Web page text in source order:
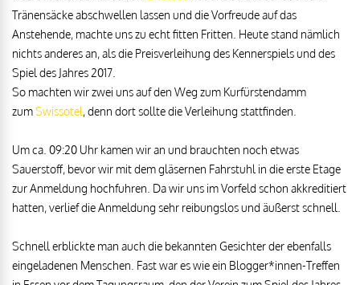
Tränensäcke abschwellen lassen und die Vorfreude auf das
Anstehende, machte uns zu echt fitten Fritten. Heute stand nämlich
nichts anderes an, als die Preisverleihung des Kennerspiels und des
Spiel des Jahres 2017.
So machten wir zwei uns auf den Weg zum Kurfürstendamm
zumSwissotel, denn dort sollte die Verleihung stattfinden.
Um ca. 09:20 Uhr kamen wir an und brauchten noch etwas
Sauerstoff, bevor wir mit dem gläsernen Fahrstuhl in die erste Etage
zur Anmeldung hochfuhren. Da wir uns im Vorfeld schon akkreditiert
hatten, verlief die Anmeldung sehr reibungslos und äußerst schnell.
Schnell erblickte man auch die bekannten Gesichter der ebenfalls
eingeladenen Menschen. Fast war es wie ein Blogger*innen-Treffen